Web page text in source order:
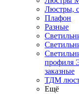
Люстры,
Плафон
Разные
профиля
заказные
ТДМ
Ещё